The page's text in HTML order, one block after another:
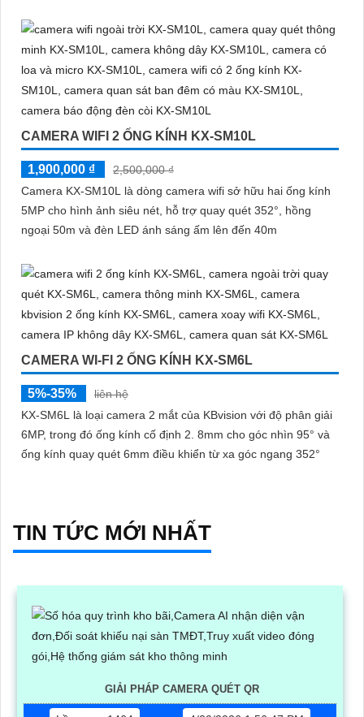
CAMERA WIFI 2 ỐNG KÍNH KX-SM10L
1,900,000 ₫
2,500,000 ₫
Camera KX-SM10L là dòng camera wifi sở hữu hai ống kính
5MP cho hình ảnh siêu nét, hỗ trợ quay quét 352°, hồng
ngoại 50m và đèn LED ánh sáng ấm lên đến 40m
CAMERA WI-FI 2 ỐNG KÍNH KX-SM6L
5%-35%
liên hệ
KX-SM6L là loại camera 2 mắt của KBvision với độ phân giải
6MP, trong đó ống kính cố định 2. 8mm cho góc nhìn 95° và
ống kính quay quét 6mm điều khiển từ xa góc ngang 352°
TIN TỨC MỚI NHẤT
GIẢI PHÁP CAMERA QUÉT QR